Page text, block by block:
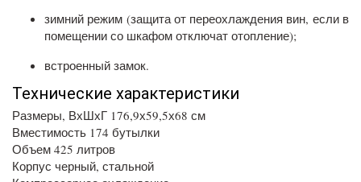
зимний режим (защита от переохлаждения вин, если в
помещении со шкафом отключат отопление);
встроенный замок.
Технические характеристики
Размеры, ВхШхГ 176,9х59,5х68 см
Вместимость 174 бутылки
Объем 425 литров
Корпус черный, стальной